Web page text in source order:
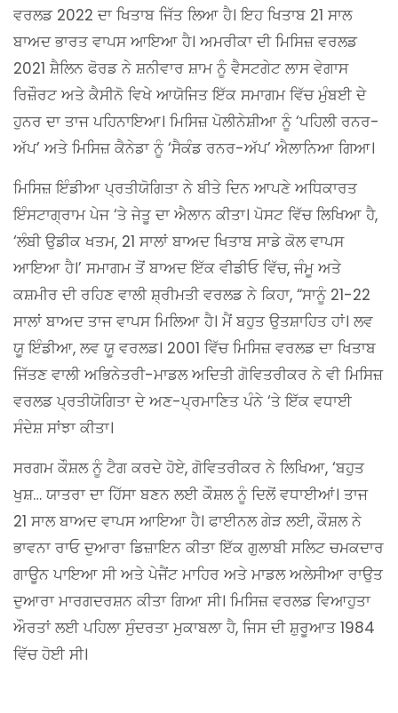
ਵਰਲਡ 2022 ਦਾ ਖਿਤਾਬ ਜਿੱਤ ਲਿਆ ਹੈ। ਇਹ ਖਿਤਾਬ 21 ਸਾਲ
ਬਾਅਦ ਭਾਰਤ ਵਾਪਸ ਆਇਆ ਹੈ। ਅਮਰੀਕਾ ਦੀ ਮਿਸਿਜ਼ ਵਰਲਡ
2021 ਸ਼ੈਲਿਨ ਫੋਰਡ ਨੇ ਸ਼ਨੀਵਾਰ ਸ਼ਾਮ ਨੂੰ ਵੈਸਟਗੇਟ ਲਾਸ ਵੇਗਾਸ
ਰਿਜ਼ੌਰਟ ਅਤੇ ਕੈਸੀਨੋ ਵਿਖੇ ਆਯੋਜਿਤ ਇੱਕ ਸਮਾਗਮ ਵਿੱਚ ਮੁੰਬਈ ਦੇ
ਹੁਨਰ ਦਾ ਤਾਜ ਪਹਿਨਾਇਆ। ਮਿਸਿਜ਼ ਪੋਲੀਨੇਸ਼ੀਆ ਨੂੰ ‘ਪਹਿਲੀ ਰਨਰ-
ਅੱਪ’ ਅਤੇ ਮਿਸਿਜ਼ ਕੈਨੇਡਾ ਨੂੰ ‘ਸੈਕੰਡ ਰਨਰ-ਅੱਪ’ ਐਲਾਨਿਆ ਗਿਆ।
ਮਿਸਿਜ਼ ਇੰਡੀਆ ਪ੍ਰਤੀਯੋਗਿਤਾ ਨੇ ਬੀਤੇ ਦਿਨ ਆਪਣੇ ਅਧਿਕਾਰਤ
ਇੰਸਟਾਗ੍ਰਾਮ ਪੇਜ ‘ਤੇ ਜੇਤੂ ਦਾ ਐਲਾਨ ਕੀਤਾ। ਪੋਸਟ ਵਿੱਚ ਲਿਖਿਆ ਹੈ,
‘ਲੰਬੀ ਉਡੀਕ ਖਤਮ, 21 ਸਾਲਾਂ ਬਾਅਦ ਖਿਤਾਬ ਸਾਡੇ ਕੋਲ ਵਾਪਸ
ਆਇਆ ਹੈ।’ ਸਮਾਗਮ ਤੋਂ ਬਾਅਦ ਇੱਕ ਵੀਡੀਓ ਵਿੱਚ, ਜੰਮੂ ਅਤੇ
ਕਸ਼ਮੀਰ ਦੀ ਰਹਿਣ ਵਾਲੀ ਸ਼੍ਰੀਮਤੀ ਵਰਲਡ ਨੇ ਕਿਹਾ, “ਸਾਨੂੰ 21-22
ਸਾਲਾਂ ਬਾਅਦ ਤਾਜ ਵਾਪਸ ਮਿਲਿਆ ਹੈ। ਮੈਂ ਬਹੁਤ ਉਤਸ਼ਾਹਿਤ ਹਾਂ। ਲਵ
ਯੂ ਇੰਡੀਆ, ਲਵ ਯੂ ਵਰਲਡ। 2001 ਵਿੱਚ ਮਿਸਿਜ਼ ਵਰਲਡ ਦਾ ਖਿਤਾਬ
ਜਿੱਤਣ ਵਾਲੀ ਅਭਿਨੇਤਰੀ-ਮਾਡਲ ਅਦਿਤੀ ਗੋਵਿਤਰੀਕਰ ਨੇ ਵੀ ਮਿਸਿਜ਼
ਵਰਲਡ ਪ੍ਰਤੀਯੋਗਿਤਾ ਦੇ ਅਣ-ਪ੍ਰਮਾਣਿਤ ਪੰਨੇ ‘ਤੇ ਇੱਕ ਵਧਾਈ
ਸੰਦੇਸ਼ ਸਾਂਝਾ ਕੀਤਾ।
ਸਰਗਮ ਕੌਸ਼ਲ ਨੂੰ ਟੈਗ ਕਰਦੇ ਹੋਏ, ਗੋਵਿਤਰੀਕਰ ਨੇ ਲਿਖਿਆ, ‘ਬਹੁਤ
ਖੁਸ਼… ਯਾਤਰਾ ਦਾ ਹਿੱਸਾ ਬਣਨ ਲਈ ਕੌਸ਼ਲ ਨੂੰ ਦਿਲੋਂ ਵਧਾਈਆਂ। ਤਾਜ
21 ਸਾਲ ਬਾਅਦ ਵਾਪਸ ਆਇਆ ਹੈ। ਫਾਈਨਲ ਗੇੜ ਲਈ, ਕੌਸ਼ਲ ਨੇ
ਭਾਵਨਾ ਰਾਓ ਦੁਆਰਾ ਡਿਜ਼ਾਇਨ ਕੀਤਾ ਇੱਕ ਗੁਲਾਬੀ ਸਲਿਟ ਚਮਕਦਾਰ
ਗਾਊਨ ਪਾਇਆ ਸੀ ਅਤੇ ਪੇਜੈਂਟ ਮਾਹਿਰ ਅਤੇ ਮਾਡਲ ਅਲੇਸੀਆ ਰਾਉਤ
ਦੁਆਰਾ ਮਾਰਗਦਰਸ਼ਨ ਕੀਤਾ ਗਿਆ ਸੀ। ਮਿਸਿਜ਼ ਵਰਲਡ ਵਿਆਹੁਤਾ
ਔਰਤਾਂ ਲਈ ਪਹਿਲਾ ਸੁੰਦਰਤਾ ਮੁਕਾਬਲਾ ਹੈ, ਜਿਸ ਦੀ ਸ਼ੁਰੂਆਤ 1984
ਵਿੱਚ ਹੋਈ ਸੀ।